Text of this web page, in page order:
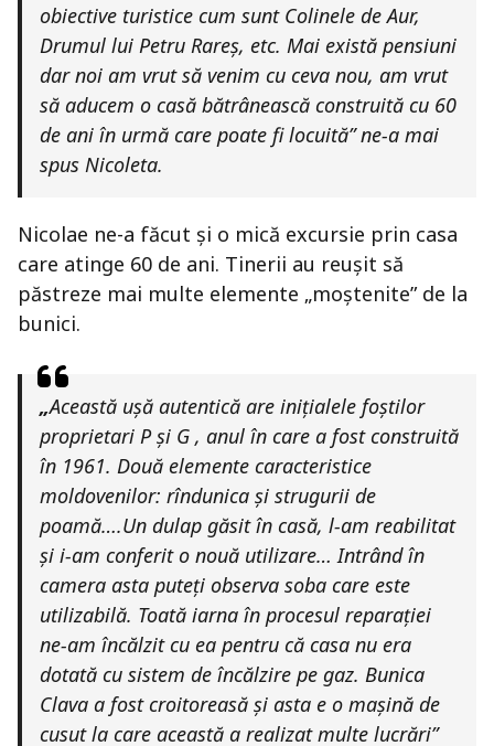
obiective turistice cum sunt Colinele de Aur,
Drumul lui Petru Rareș, etc. Mai există pensiuni
dar noi am vrut să venim cu ceva nou, am vrut
să aducem o casă bătrânească construită cu 60
de ani în urmă care poate fi locuită” ne-a mai
spus Nicoleta.
Nicolae ne-a făcut și o mică excursie prin casa
care atinge 60 de ani. Tinerii au reușit să
păstreze mai multe elemente „moștenite” de la
bunici.
„Această ușă autentică are inițialele foștilor
proprietari P și G , anul în care a fost construită
în 1961. Două elemente caracteristice
moldovenilor: rîndunica și strugurii de
poamă….Un dulap găsit în casă, l-am reabilitat
și i-am conferit o nouă utilizare… Intrând în
camera asta puteți observa soba care este
utilizabilă. Toată iarna în procesul reparației
ne-am încălzit cu ea pentru că casa nu era
dotată cu sistem de încălzire pe gaz. Bunica
Clava a fost croitoreasă și asta e o mașină de
cusut la care această a realizat multe lucrări”